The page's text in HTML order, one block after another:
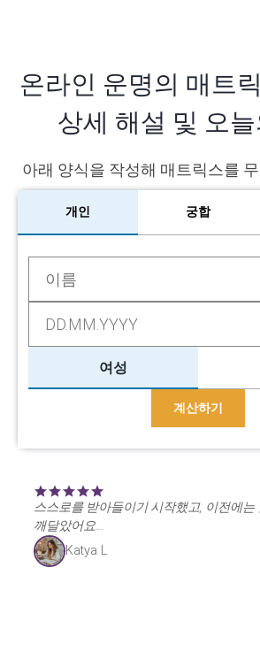
온라인 운명의 매트
상세 해설 및 오
아래 양식을 작성해 매트릭스를
개인 궁합
여성
계산하기
스스로를 받아들이기 시작했고, 이전에는
깨달았어요...
Katya L